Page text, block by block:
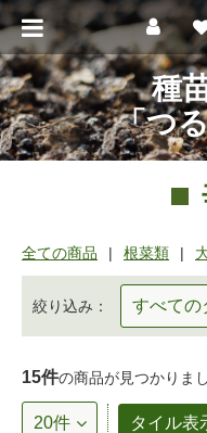
種
「つ
全ての商品 根菜類
絞り込み：
15件の商品が見つかりま
タイル表